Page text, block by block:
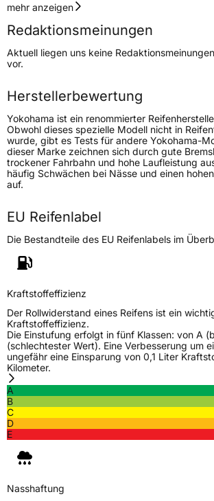
Geschwindigkeitsindex
Höchstgeschwindigkeit
210 km/h
Lastindex103
Höchstlast875 kg
Generelle Merkmale
FahrzeugtypSUV
VerwendungSommerreifen
Modellname
Fahrzeugart
PKW & SUV
ZustandNeureifen
EU Label
Effizienz
mehr anzeigen
Redaktionsmeinungen
Aktuell liegen uns keine
vor.
Herstellerbewertung
Yokohama ist ein renommierter
Obwohl dieses spezielle Modell nicht in
wurde, gibt es Tests für andere Yokohama-
dieser Marke zeichnen sich durch gute
trockener Fahrbahn und hohe Laufleistung
häufig Schwächen bei Nässe und einen
auf.
EU Reifenlabel
Die Bestandteile des EU Reifenlabels im
Kraftstoffeffizienz
Der Rollwiderstand eines Reifens ist ein
Kraftstoffeffizienz.
Die Einstufung erfolgt in fünf Klassen: von A
(schlechtester Wert). Eine Verbesserung um
ungefähr eine Einsparung von 0,1 Liter
Kilometer.
A
B
C
D
E
Nasshaftung